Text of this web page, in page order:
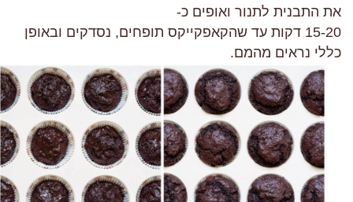
את התבנית לתנור ואופים כ-
15-20 דקות עד שהקאפקייקס תופחים, נסדקים ובאופן
כללי נראים מהמם.